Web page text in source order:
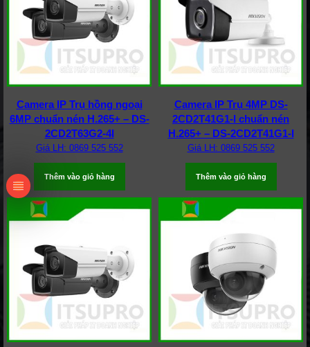
Camera IP Trụ hồng ngoại
6MP chuẩn nén H.265+ – DS-
2CD2T63G2-4I
Giá LH: 0869 525 552
Thêm vào giỏ hàng
Camera IP Trụ 4MP DS-
2CD2T41G1-I chuẩn nén
H.265+ – DS-2CD2T41G1-I
Giá LH: 0869 525 552
Thêm vào giỏ hàng